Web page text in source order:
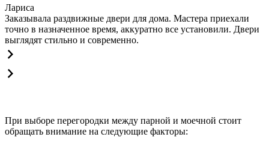
Лариса
Заказывала раздвижные двери для дома. Мастера приехали
точно в назначенное время, аккуратно все установили. Двери
выглядят стильно и современно.
При выборе перегородки между парной и моечной стоит
обращать внимание на следующие факторы: